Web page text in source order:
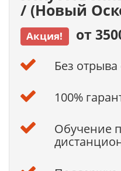
/ (Новый
Акция! от
Без отрыва
100%
Обучение